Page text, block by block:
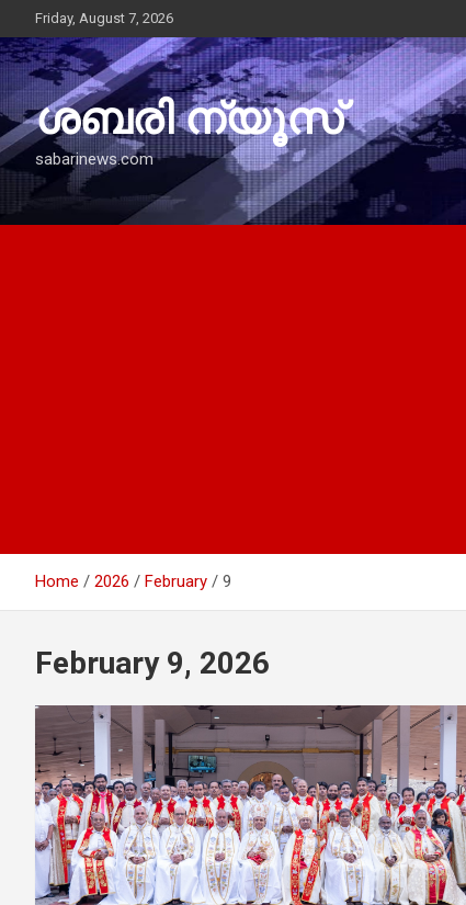
to
content
Friday, August 7, 2026
ശബരി ന്യൂസ്
sabarinews.com
Home 2026 February 9
February 9, 2026